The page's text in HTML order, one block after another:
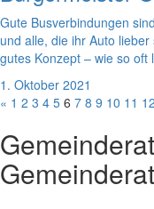
Gute Busverbindungen
und alle, die ihr Auto
gutes Konzept – wie so oft
1. Oktober 2021
« 1 2 3 4 5 6 7 8 9 10 11 12
Gemeinderat
Gemeinderat